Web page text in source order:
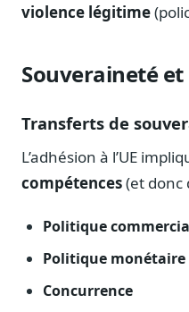
Guides pratiques
Blog & Podcast
Lexique parlementaire
1027 termes expliqués
Glossaire affaires
Sources couvertes
23 flux indexés
Nouveautés produit
violence légitime
Souveraineté et
Transferts de
L’adhésion à l’UE
compétences(et donc
Politique
Politique monétaire
Concurrence